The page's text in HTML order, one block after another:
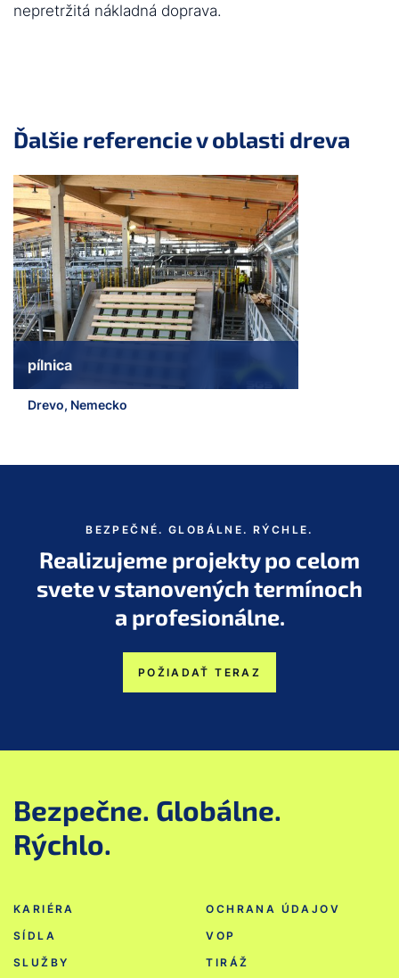
nepretržitá nákladná doprava.
Ďalšie referencie v oblasti dreva
a11y.jump_slider_end
pílnica
Drevo, Nemecko
BEZPEČNÉ. GLOBÁLNE. RÝCHLE.
Realizujeme projekty po celom
svete v stanovených termínoch
a profesionálne.
POŽIADAŤ TERAZ
Bezpečne. Globálne.
Rýchlo.
KARIÉRA
SÍDLA
SLUŽBY
OCHRANA ÚDAJOV
VOP
TIRÁŽ